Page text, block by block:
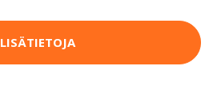
LISÄTIETOJA